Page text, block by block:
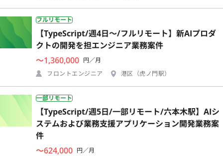
フルリモート
【TypeScript/週4日〜/フルリモート】新AIプロダ
クトの開発を担エンジニア業務案件
〜1,360,000 円／月
フロントエンジニア
港区（虎ノ門駅）
一部リモート
【TypeScript/週5日/一部リモート/六本木駅】AIシ
ステムおよび業務支援アプリケーション開発業務案
件
〜624,000 円／月